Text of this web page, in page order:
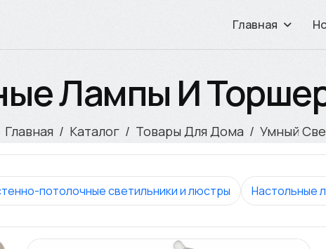
Главная
Лампы И
Главная Каталог Товары Для Дома Умный
потолочные светильники и люстры Настольные